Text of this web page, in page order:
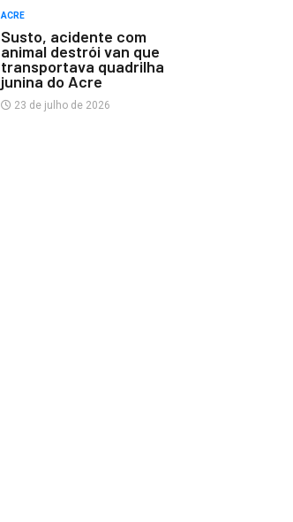
ACRE
Susto, acidente com
animal destrói van que
transportava quadrilha
junina do Acre
23 de julho de 2026